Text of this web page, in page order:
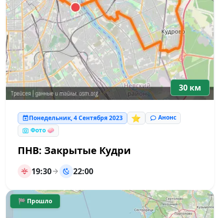
30 км
Понедельник, 4 Сентября 2023 ⭐
Анонс
Фото 🧼
ПНВ: Закрытые Кудри
19:30 22:00
🏁 Прошло